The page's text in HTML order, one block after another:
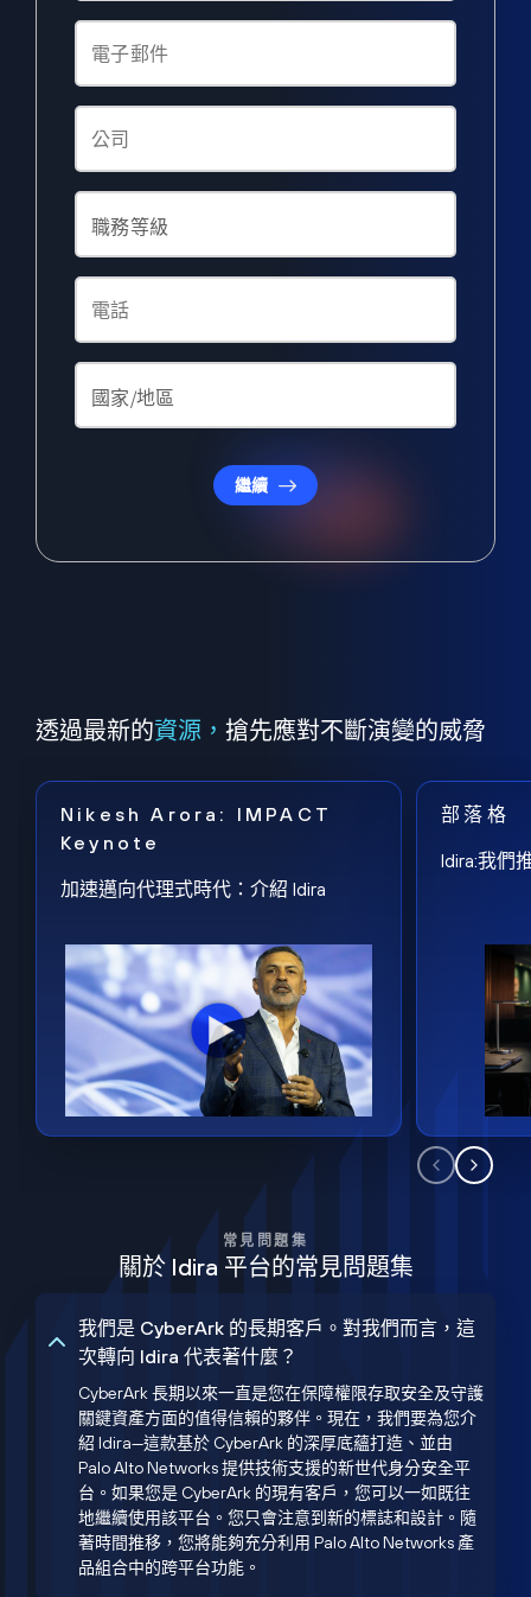
繼續
透過最新的資源， 搶先應對不斷演變的威脅
Nikesh Arora: IMPACT
Keynote
加速邁向代理式時代：介紹 Idira
部落格
Idira:我們
常見問題集
關於 Idira 平台的常見問題集
我們是 CyberArk 的長期客戶。對我們而言，這
次轉向 Idira 代表著什麼？
CyberArk 長期以來一直是您在保障權限存取安全及守護
關鍵資產方面的值得信賴的夥伴。現在，我們要為您介
紹 Idira—這款基於 CyberArk 的深厚底蘊打造、並由
Palo Alto Networks 提供技術支援的新世代身分安全平
台。如果您是 CyberArk 的現有客戶，您可以一如既往
地繼續使用該平台。您只會注意到新的標誌和設計。隨
著時間推移，您將能夠充分利用 Palo Alto Networks 產
品組合中的跨平台功能。